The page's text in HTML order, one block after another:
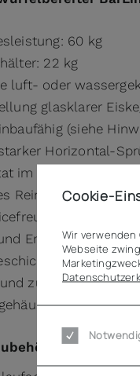
60 kg
22 kg
luft- oder
glasklarer
(siehe
Horizontal-
im Frontpanel zur
und
Entnahmeklappe
im
zuverlässig
Cookie-
Wir
Webseite